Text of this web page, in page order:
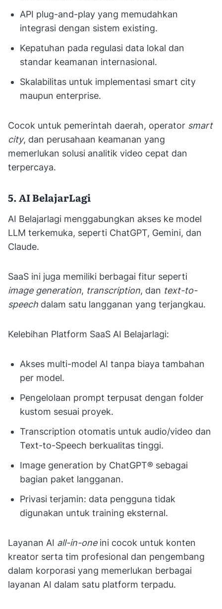
API plug-and-play yang memudahkan
integrasi dengan sistem existing.
Kepatuhan pada regulasi data lokal dan
standar keamanan internasional.
Skalabilitas untuk implementasi smart city
maupun enterprise.
Cocok untuk pemerintah daerah, operator smart
city, dan perusahaan keamanan yang
memerlukan solusi analitik video cepat dan
terpercaya.
5. AI BelajarLagi
AI Belajarlagi menggabungkan akses ke model
LLM terkemuka, seperti ChatGPT, Gemini, dan
Claude.
SaaS ini juga memiliki berbagai fitur seperti
image generation, transcription, dan text-to-
speech dalam satu langganan yang terjangkau.
Kelebihan Platform SaaS AI Belajarlagi:
Akses multi-model AI tanpa biaya tambahan
per model.
Pengelolaan prompt terpusat dengan folder
kustom sesuai proyek.
Transcription otomatis untuk audio/video dan
Text-to-Speech berkualitas tinggi.
Image generation by ChatGPT® sebagai
bagian paket langganan.
Privasi terjamin: data pengguna tidak
digunakan untuk training eksternal.
Layanan AI all-in-one ini cocok untuk konten
kreator serta tim profesional dan pengembang
dalam korporasi yang memerlukan berbagai
layanan AI dalam satu platform terpadu.